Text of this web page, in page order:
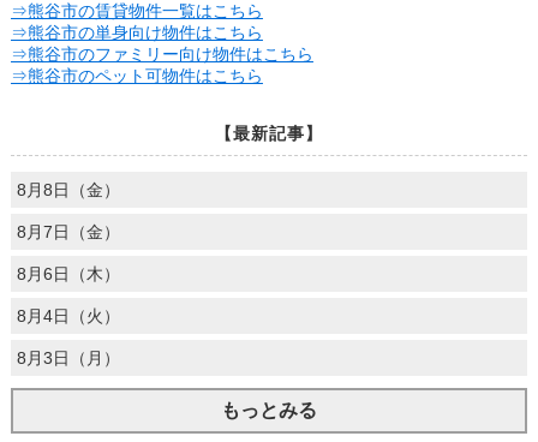
⇒熊谷市の賃貸物件一覧はこちら
⇒熊谷市の単身向け物件はこちら
⇒熊谷市のファミリー向け物件はこちら
⇒熊谷市のペット可物件はこちら
【最新記事】
8月8日（金）
8月7日（金）
8月6日（木）
8月4日（火）
8月3日（月）
もっとみる